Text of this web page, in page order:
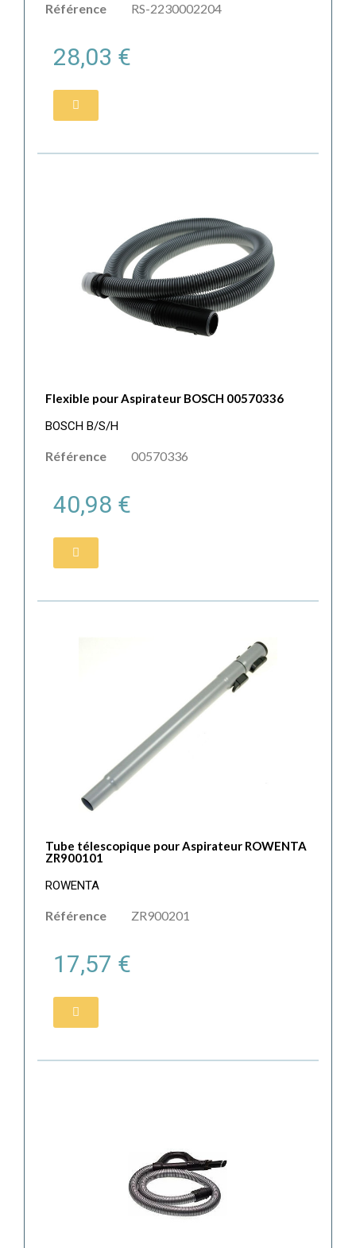
Référence RS-2230002204
28,03 €
Flexible pour Aspirateur BOSCH 00570336
BOSCH B/S/H
Référence 00570336
40,98 €
Tube télescopique pour Aspirateur ROWENTA
ZR900101
ROWENTA
Référence ZR900201
17,57 €